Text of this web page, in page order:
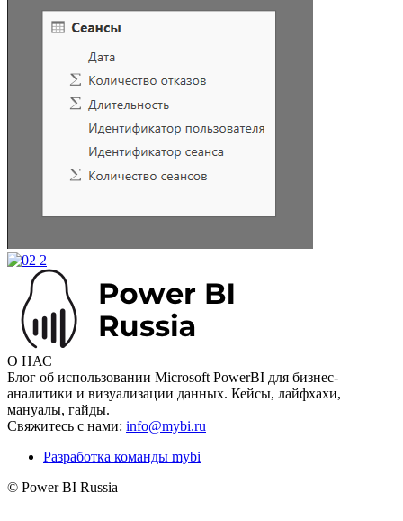
О НАС
Блог об использовании Microsoft PowerBI для бизнес-
аналитики и визуализации данных. Кейсы, лайфхахи,
мануалы, гайды.
Свяжитесь с нами: info@mybi.ru
Разработка команды mybi
© Power BI Russia